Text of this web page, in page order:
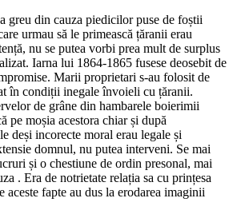
greu din cauza piedicilor puse de foștii
urmau să le primească țăranii erau
nu se putea vorbi prea mult de surplus
Iarna lui 1864-1865 fusese deosebit de
Marii proprietari s-au folosit de
în condiții inegale învoieli cu țăranii.
de grâne din hambarele boierimii
pe moșia acestora chiar și după
deși incorecte moral erau legale și
domnul, nu putea interveni. Se mai
și o chestiune de ordin presonal, mai
. Era de notrietate relația sa cu prințesa
fapte au dus la erodarea imaginii